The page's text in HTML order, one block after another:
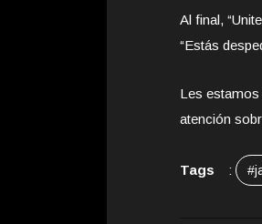
Al final,
“Estás
Les estamos
atención
Tags :